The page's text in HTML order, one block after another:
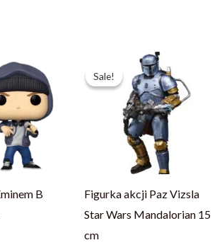
B
zł.
Sale!
Sale!
Figurka akcji Paz Vizsla
Star Wars Mandalorian 15
cm
Pierwotna
cena
wynosiła:
251,99 zł.
cena
wynosi:
179,99 zł.